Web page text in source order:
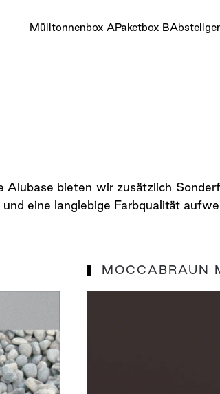
Mülltonnenbox APaketbox B
bieten wir zusätzlich
eine langlebige Farbqualität
MOCCABRAUN